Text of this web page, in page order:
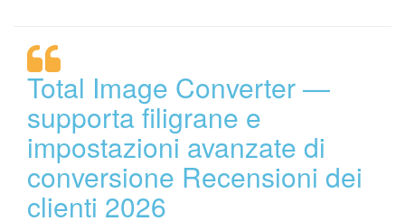
Total Image Converter —
supporta filigrane e
impostazioni avanzate di
conversione Recensioni dei
clienti 2026